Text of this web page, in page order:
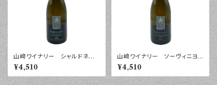
山﨑ワイナリー シャルドネ
紺 ２０２５年 ７５０ｍｌ
¥4,510
山﨑ワイナリー ソーヴィニヨ
ン・ブラン フォレスト ２０２５
年 ７５０ｍｌ
¥4,510